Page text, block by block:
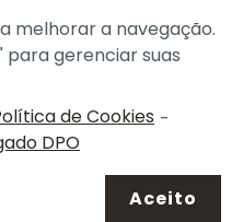
|Política de Cookies
Opções de Privacidade
melhorar a navegação.
para gerenciar suas
de Cookies -
DPO
Aceito